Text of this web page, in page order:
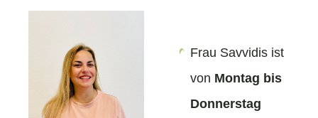
Frau Savvidis ist
von Montag bis
Donnerstag